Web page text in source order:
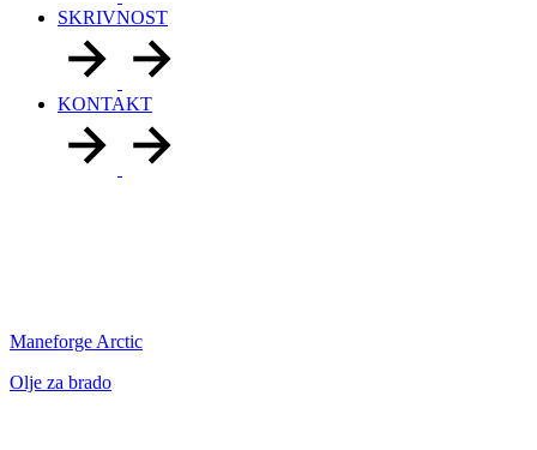
SKRIVNOST
KONTAKT
Maneforge Arctic
Olje za brado